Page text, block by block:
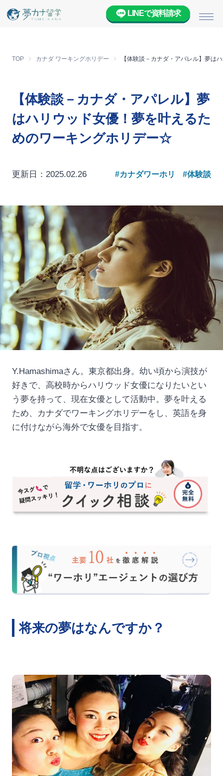
メ
LINEで資料請求
TOP カナダ ワーキングホリデー 【体験談－カナダ・アパレル】夢は
【体験談－カナダ・アパレル】夢
はハリウッド女優！夢を叶えるた
めのワーキングホリデー☆
更新日：2025.02.26 #カナダワーホリ #体験談
Y.Hamashimaさん。東京都出身。幼い頃から演技が
好きで、高校時からハリウッド女優になりたいとい
う夢を持って、現在女優として活動中。夢を叶える
ため、カナダでワーキングホリデーをし、英語を身
に付けながら海外で女優を目指す。
将来の夢はなんですか？